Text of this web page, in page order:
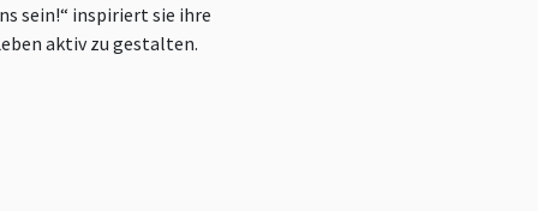
sein!“ inspiriert sie ihre
aktiv zu gestalten.